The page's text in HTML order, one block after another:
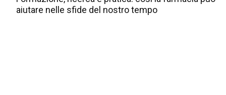
aiutare nelle sfide del nostro tempo